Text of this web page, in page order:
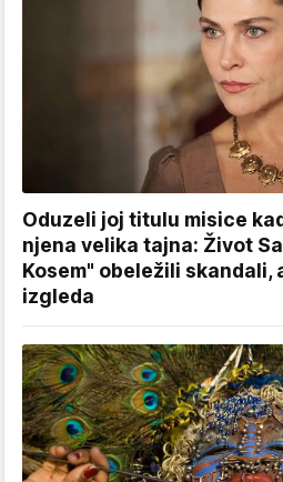
Oduzeli joj titulu misice
njena velika tajna: Život
Kosem" obeležili skandali,
izgleda